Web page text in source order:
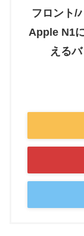
フロント/
Apple N1
える